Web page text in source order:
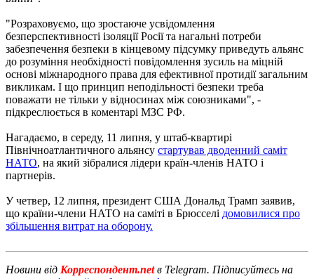
"Розраховуємо, що зростаюче усвідомлення
безперспективності ізоляції Росії та нагальні потреби
забезпечення безпеки в кінцевому підсумку приведуть альянс
до розуміння необхідності повідомлення зусиль на міцній
основі міжнародного права для ефективної протидії загальним
викликам. І що принцип неподільності безпеки треба
поважати не тільки у відносинах між союзниками", -
підкреслюється в коментарі МЗС РФ.
Нагадаємо, в середу, 11 липня, у штаб-квартирі
Північноатлантичного альянсу стартував дводенний саміт
НАТО, на який зібралися лідери країн-членів НАТО і
партнерів.
У четвер, 12 липня, президент США Дональд Трамп заявив,
що країни-члени НАТО на саміті в Брюсселі домовилися про
збільшення витрат на оборону.
Новини від Корреспондент.netв Telegram. Підписуйтесь на